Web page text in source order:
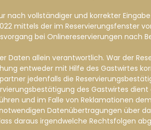
nach vollständiger und korrekter
mittels der im Reservierungsfenster
bei Onlinereservierungen nach
Daten allein verantwortlich. War der
entweder mit Hilfe des Gastwirtes
jedenfalls die
des Gastwirtes
und im Falle von Reklamationen
Datenübertragungen über
daraus irgendwelche Rechtsfolgen